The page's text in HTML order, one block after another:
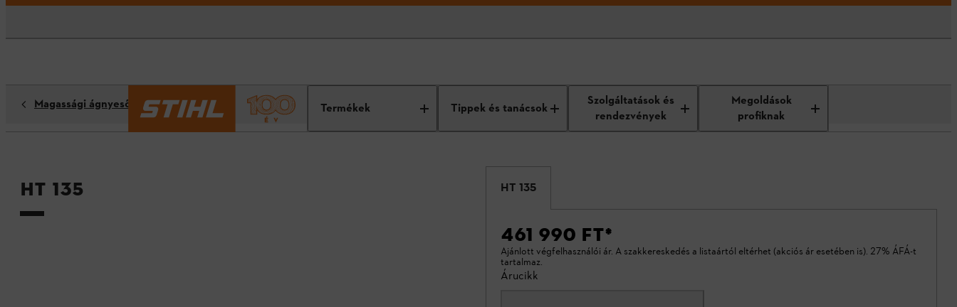
Termékek Tippek és tanácsok
Szolgáltatások és
rendezvények
Megoldások
profiknak
Magassági ágnyesők
HT 135 HT 135
461 990 FT*
Ajánlott végfelhasználói ár. A szakkereskedés a listaártól eltérhet (akciós ár esetében is). 27% ÁFÁ-t
tartalmaz.
Árucikk